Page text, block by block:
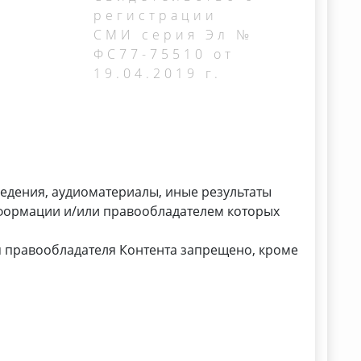
регистрации
СМИ серия Эл №
ФС77-75510 от
19.04.2019 г.
аудиоматериалы, иные результаты
и/или правообладателем которых
Контента запрещено, кроме